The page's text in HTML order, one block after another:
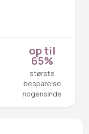
op til
65%
største
besparelse
nogensinde